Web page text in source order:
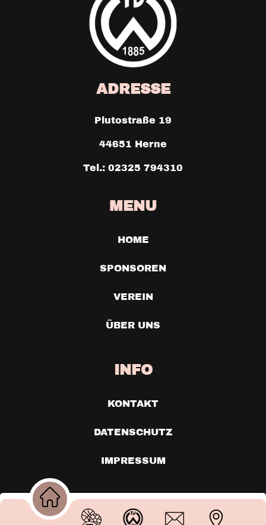
ADRESSE
Plutostraße 19
44651 Herne
Tel.: 02325 794310
MENU
HOME
SPONSOREN
VEREIN
ÜBER UNS
INFO
KONTAKT
DATENSCHUTZ
IMPRESSUM